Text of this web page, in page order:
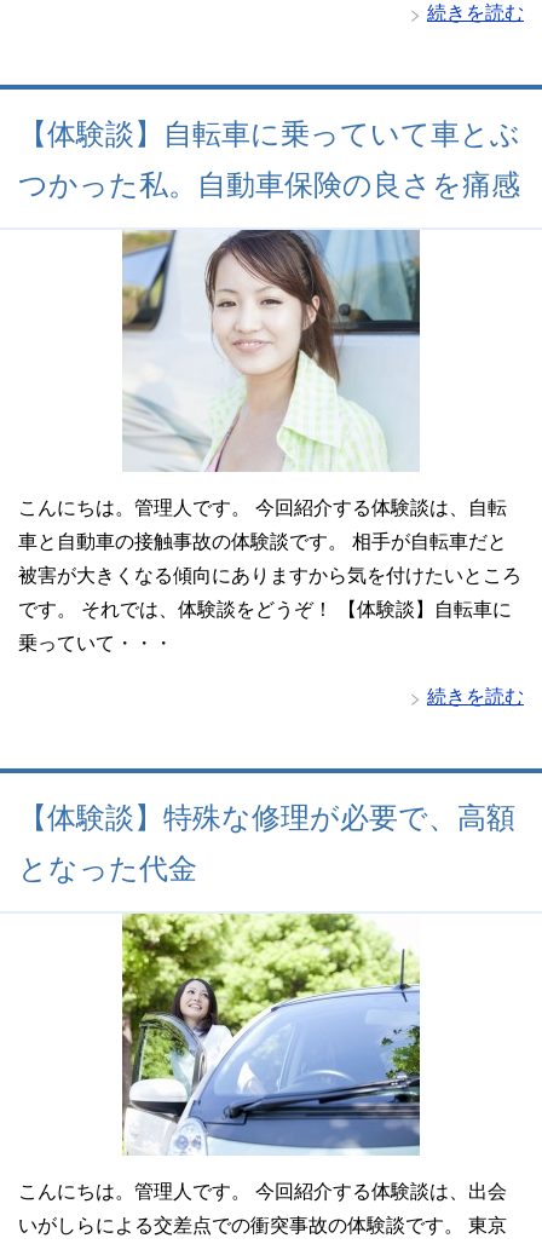
続きを読む
【体験談】自転車に乗っていて車とぶ
つかった私。自動車保険の良さを痛感
こんにちは。管理人です。 今回紹介する体験談は、自転
車と自動車の接触事故の体験談です。 相手が自転車だと
被害が大きくなる傾向にありますから気を付けたいところ
です。 それでは、体験談をどうぞ！ 【体験談】自転車に
乗っていて・・・
続きを読む
【体験談】特殊な修理が必要で、高額
となった代金
こんにちは。管理人です。 今回紹介する体験談は、出会
いがしらによる交差点での衝突事故の体験談です。 東京